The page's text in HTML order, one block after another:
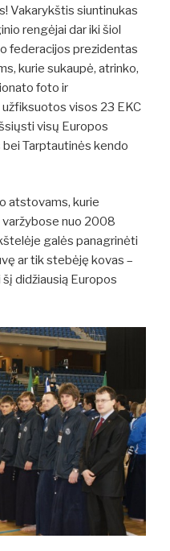
Vakarykštis siuntinukas
rengėjai dar iki šiol
federacijos prezidentas
kurie sukaupė, atrinko,
foto ir
visos 23 EKC
visų Europos
Tarptautinės kendo
atstovams, kurie
nuo 2008
galės panagrinėti
ar tik stebėję kovas –
didžiausią Europos